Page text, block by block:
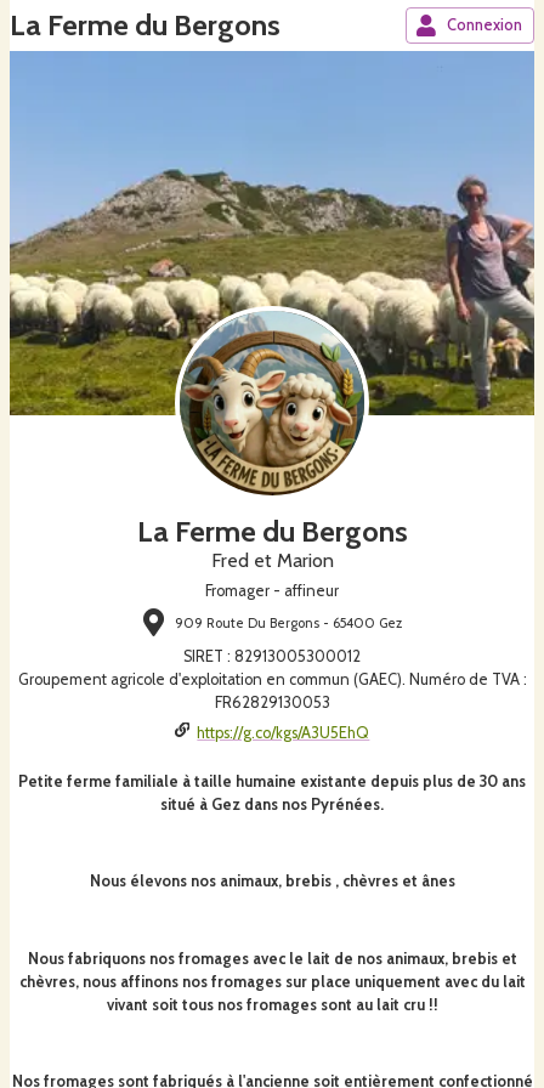
La Ferme du Bergons Connexion
La Ferme du Bergons
Fred et Marion
Fromager - affineur
909 Route Du Bergons - 65400 Gez
SIRET : 82913005300012
Groupement agricole d'exploitation en commun (GAEC). Numéro de TVA :
FR62829130053
https://g.co/kgs/A3U5EhQ
Petite ferme familiale à taille humaine existante depuis plus de 30 ans
situé à Gez dans nos Pyrénées.
Nous élevons nos animaux, brebis , chèvres et ânes
Nous fabriquons nos fromages avec le lait de nos animaux, brebis et
chèvres, nous affinons nos fromages sur place uniquement avec du lait
vivant soit tous nos fromages sont au lait cru !!
Nos fromages sont fabriqués à l'ancienne soit entièrement confectionné